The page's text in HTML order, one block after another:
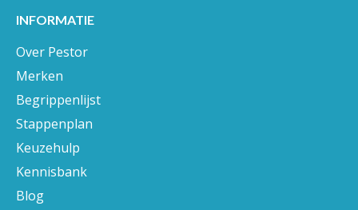
INFORMATIE
Over Pestor
Merken
Begrippenlijst
Stappenplan
Keuzehulp
Kennisbank
Blog